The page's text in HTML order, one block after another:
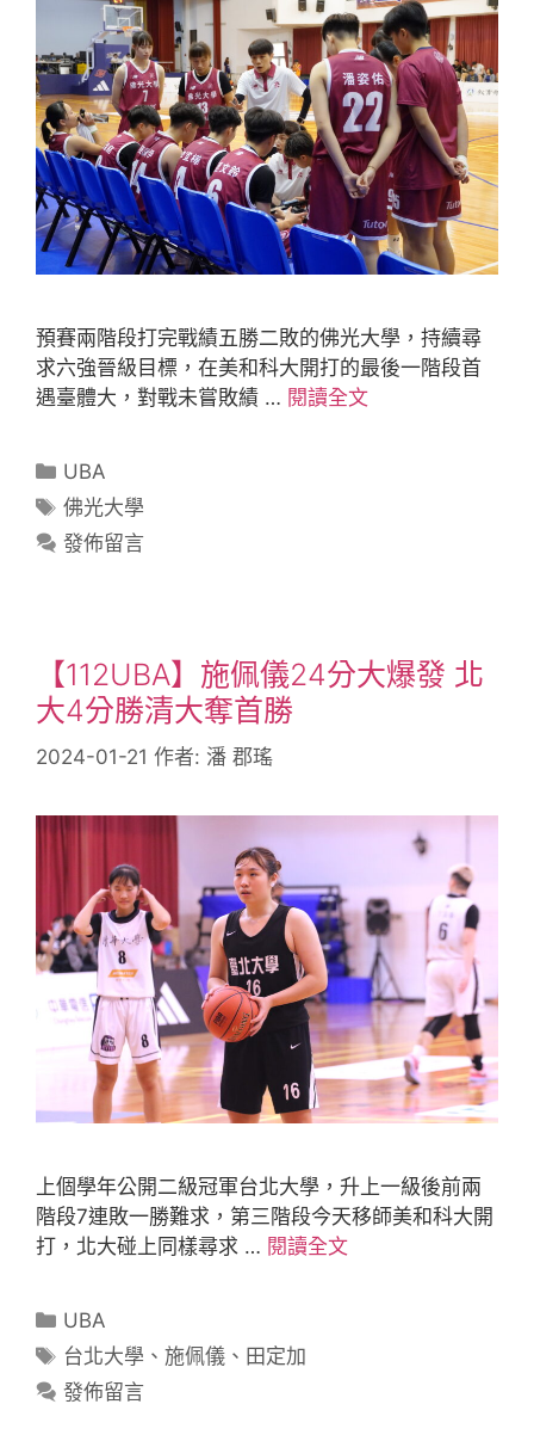
預賽兩階段打完戰績五勝二敗的佛光大學，持續尋
求六強晉級目標，在美和科大開打的最後一階段首
遇臺體大，對戰未嘗敗績 … 閱讀全文
UBA
佛光大學
發佈留言
【112UBA】施佩儀24分大爆發 北
大4分勝清大奪首勝
2024-01-21 作者: 潘 郡瑤
上個學年公開二級冠軍台北大學，升上一級後前兩
階段7連敗一勝難求，第三階段今天移師美和科大開
打，北大碰上同樣尋求 … 閱讀全文
UBA
台北大學 、施佩儀 、 田定加
發佈留言